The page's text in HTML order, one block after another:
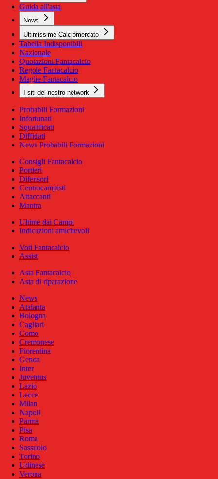
Guida all'asta
News
Ultimissime Calciomercato
Tabella Indisponibili
Nazionale
Quotazioni Fantacalcio
Regole Fantacalcio
Maglie Fantacalcio
I siti del nostro network
Probabili Formazioni
Infortunati
Squalificati
Diffidati
News Probabili Formazioni
Consigli Fantacalcio
Portieri
Difensori
Centrocampisti
Attaccanti
Mantra
Ultime dai Campi
Indicazioni amichevoli
Voti Fantacalcio
Assist
Asta Fantacalcio
Asta di riparazione
News
Atalanta
Bologna
Cagliari
Como
Cremonese
Fiorentina
Genoa
Inter
Juventus
Lazio
Lecce
Milan
Napoli
Parma
Pisa
Roma
Sassuolo
Torino
Udinese
Verona